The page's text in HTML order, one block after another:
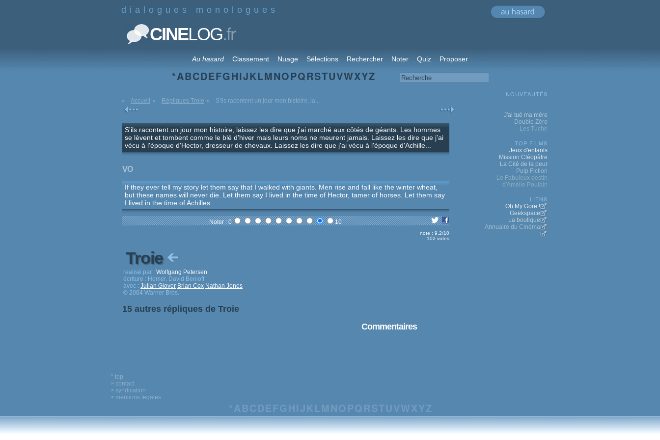
dialogues monologues
CINELOG.fr
Au hasard Classement Nuage Sélections Rechercher Noter Quiz Proposer
*ABCDEFGHIJKLMNOPQRSTUVWXYZ
Accueil Répliques Troie S'ils racontent un jour mon histoire, la...
S'ils racontent un jour mon histoire, laissez les dire que j'ai marché aux côtés de géants. Les hommes
se lèvent et tombent comme le blé d'hiver mais leurs noms ne meurent jamais. Laissez les dire que j'ai
vécu à l'époque d'Hector, dresseur de chevaux. Laissez les dire que j'ai vécu à l'époque d'Achille...
VO
If they ever tell my story let them say that I walked with giants. Men rise and fall like the winter wheat,
but these names will never die. Let them say I lived in the time of Hector, tamer of horses. Let them say
I lived in the time of Achilles.
Noter : 0 10
note : 9.2/10
102 votes
Troie
realisé par : Wolfgang Petersen
écriture : Homer, David Benioff
avec : Julian Glover Brian Cox Nathan Jones
© 2004 Warner Bros.
15 autres répliques de Troie
Commentaires
NOUVEAUTÉS
J'ai tué ma mère
Double Zéro
Les Tuche
TOP FILMS
Jeux d'enfants
Mission Cléopâtre
La Cité de la peur
Pulp Fiction
Le Fabuleux destin
d'Amélie Poulain
LIENS
Oh My Gore !
Geekspace
La boutique
Annuaire du Cinéma
^ top
> contact
> syndication
> mentions legales
*ABCDEFG HIJ KLM NO PQRSTUVWXYZ